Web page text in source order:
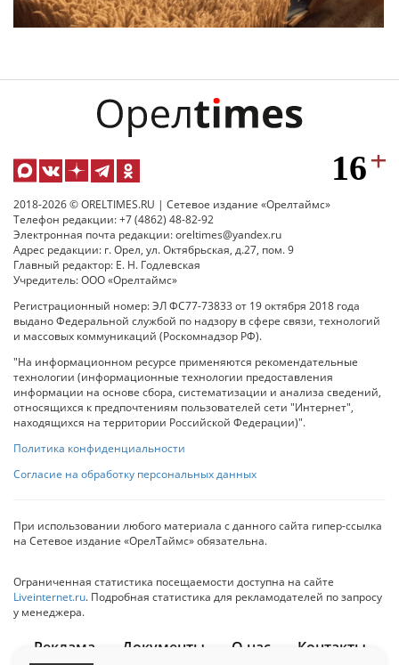
2018-2026 © ORELTIMES.RU | Сетевое издание «Орелтаймс»
Телефон редакции: +7 (4862) 48-82-92
Электронная почта редакции: oreltimes@yandex.ru
Адрес редакции: г. Орел, ул. Октябрьская, д.27, пом. 9
Главный редактор: Е. Н. Годлевская
Учредитель: ООО «Орелтаймс»
Регистрационный номер: ЭЛ ФС77-73833 от 19 октября 2018 года
выдано Федеральной службой по надзору в сфере связи, технологий
и массовых коммуникаций (Роскомнадзор РФ).
"На информационном ресурсе применяются рекомендательные
технологии (информационные технологии предоставления
информации на основе сбора, систематизации и анализа сведений,
относящихся к предпочтениям пользователей сети "Интернет",
находящихся на территории Российской Федерации)".
Политика конфиденциальности
Согласие на обработку персональных данных
При использовании любого материала с данного сайта гипер-ссылка
на Сетевое издание «ОрелТаймс» обязательна.
Ограниченная статистика посещаемости доступна на сайте
Liveinternet.ru. Подробная статистика для рекламодателей по запросу
у менеджера.
Реклама Документы О нас Контакты